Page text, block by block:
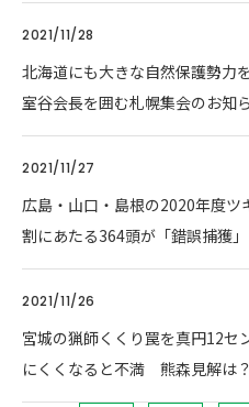
2021/11/28
北海道にも大きな自然保護勢
室谷会長を囲む札幌集会のお知
2021/11/27
広島・山口・島根の2020年度
割にあたる364頭が「錯誤捕獲」
2021/11/26
宮城の猟師くくり罠を真円12セ
にくくなると不満 熊森見解は？